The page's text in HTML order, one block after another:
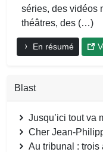
séries, des vidéos
théâtres, des (…)
En résumé
Blast
Jusqu’ici tout va
Cher Jean-
Au tribunal : trois